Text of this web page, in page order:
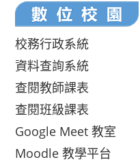
校務行政系統
資料查詢系統
查閱教師課表
查閱班級課表
Google Meet 教室
Moodle 教學平台